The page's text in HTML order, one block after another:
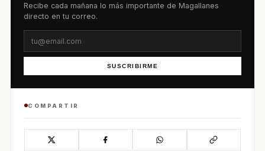
Recibe cada mañana lo más importante de Magallanes
directo en tu correo.
SUSCRIBIRME
COMPARTIR